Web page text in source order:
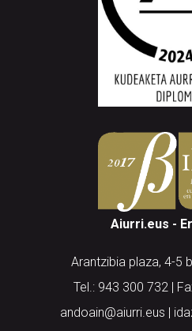
Aiurri.eus -
Arantzibia plaza, 4-5
Tel.: 943 300 732 |
andoain@aiurri.eus |